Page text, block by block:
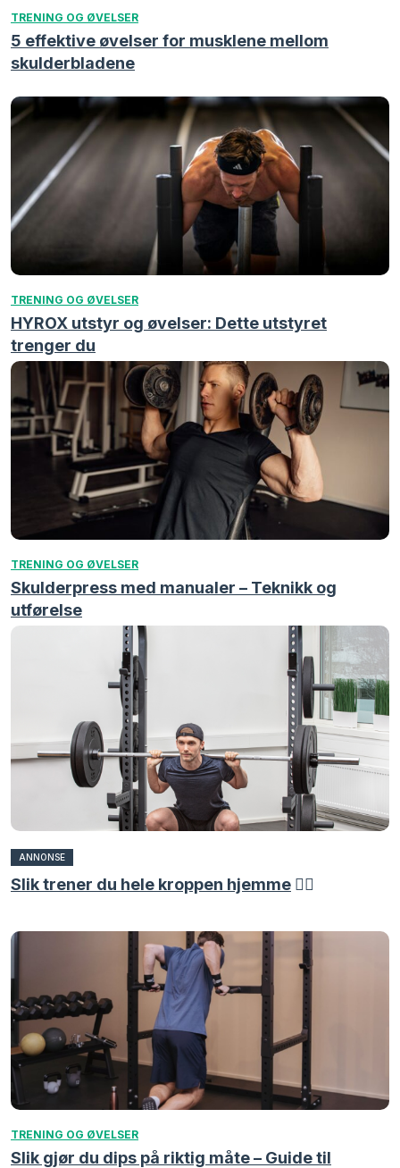
TRENING OG ØVELSER
5 effektive øvelser for musklene mellom
skulderbladene
TRENING OG ØVELSER
HYROX utstyr og øvelser: Dette utstyret
trenger du
TRENING OG ØVELSER
Skulderpress med manualer – Teknikk og
utførelse
ANNONSE
Slik trener du hele kroppen hjemme 🏋️‍♀️
TRENING OG ØVELSER
Slik gjør du dips på riktig måte – Guide til